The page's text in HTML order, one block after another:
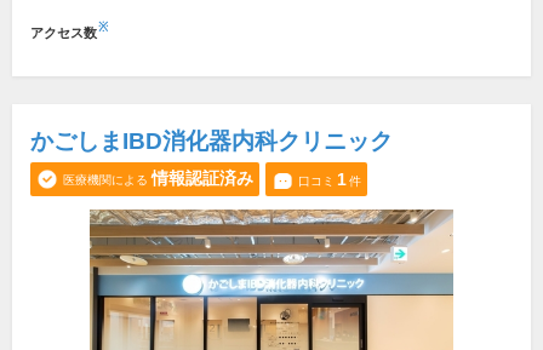
アクセス数※
かごしまIBD消化器内科クリニック
医療機関による 情報認証済み 口コミ 1件